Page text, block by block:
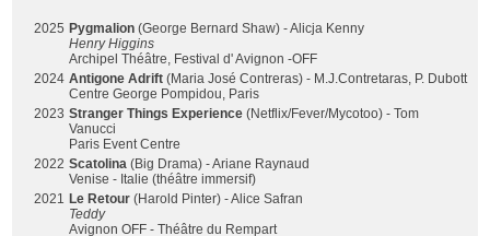
2025 Pygmalion (George Bernard Shaw) - Alicja Kenny
Henry Higgins
Archipel Théâtre, Festival d' Avignon -OFF
2024 Antigone Adrift (Maria José Contreras) - M.J.Contretaras, P. Dubott
Centre George Pompidou, Paris
2023 Stranger Things Experience (Netflix/Fever/Mycotoo) - Tom
Vanucci
Paris Event Centre
2022 Scatolina (Big Drama) - Ariane Raynaud
Venise - Italie (théâtre immersif)
2021 Le Retour (Harold Pinter) - Alice Safran
Teddy
Avignon OFF - Théâtre du Rempart